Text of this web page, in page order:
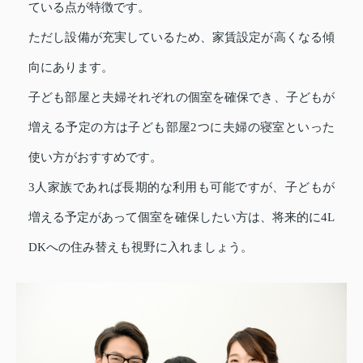
ている点が特徴です。
ただし設備が充実しているため、家賃設定が高くなる傾
向にあります。
子ども部屋と夫婦それぞれの個室を確保でき、子どもが
増える予定の方は子ども部屋2つに夫婦の寝室といった
使い方がおすすめです。
3人家族であれば長期的な利用も可能ですが、子どもが
増える予定があって個室を確保したい方は、将来的に4L
DKへの住み替えも視野に入れましょう。